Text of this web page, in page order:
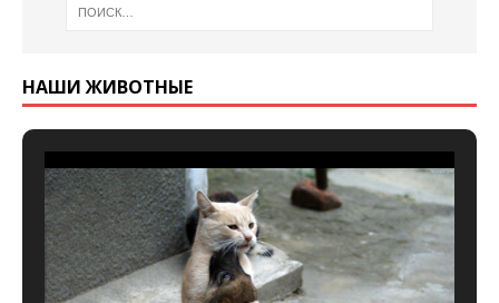
НАШИ ЖИВОТНЫЕ